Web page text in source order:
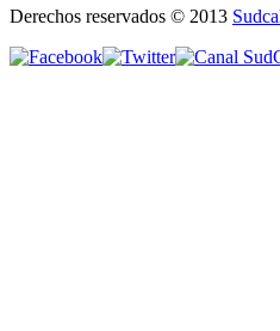
Derechos reservados © 2013